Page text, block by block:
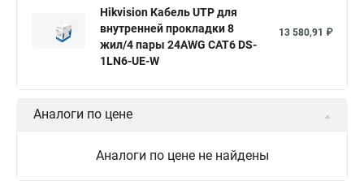
Hikvision Кабель UTP для
внутренней прокладки 8
жил/4 пары 24AWG CAT6 DS-
1LN6-UE-W
13 580,91 ₽
Аналоги по цене
Аналоги по цене не найдены